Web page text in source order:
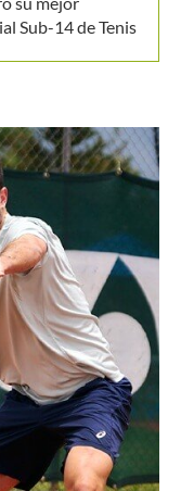
y la deja
Sub-16
13 años su primer
su mejor
Sub-14 de Tenis